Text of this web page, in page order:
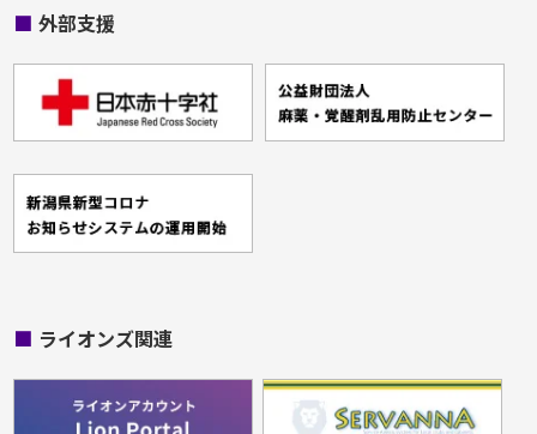
■ 外部支援
■ ライオンズ関連